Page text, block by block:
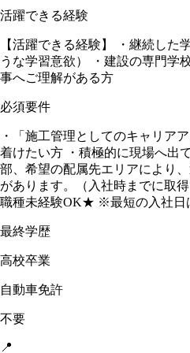
活躍できる経験
【活躍できる経験】 ・継続した
うな学習意欲） ・建設の専門学
事へご理解がある方
必須要件
・「施工管理としてのキャリア
着けたい方 ・積極的に現場へ出
部、希望の配属先エリアにより
があります。（入社時までに取
職種未経験OK★ ※最短の入社日
最終学歴
高校卒業
自動車免許
不要
📍